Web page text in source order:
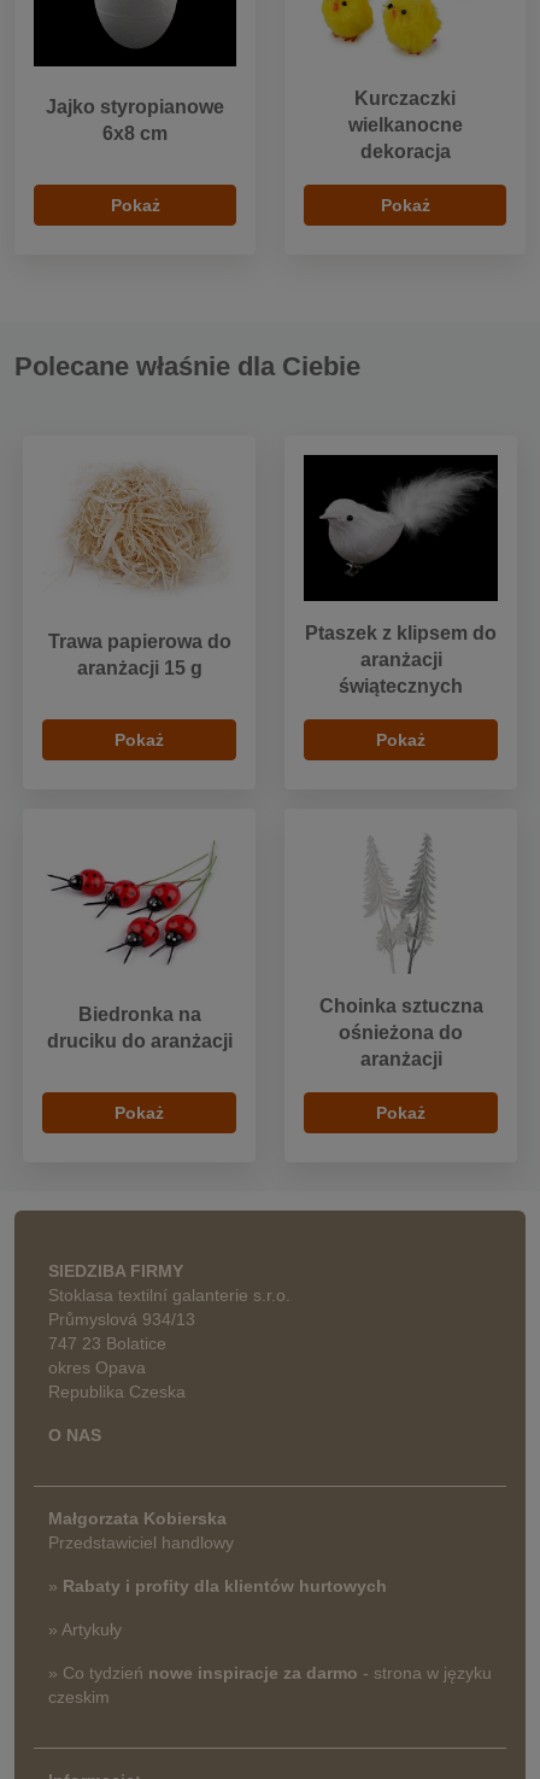
Jajko styropianowe
6x8 cm
Pokaż
Kurczaczki
wielkanocne
dekoracja
Pokaż
Polecane właśnie dla Ciebie
Trawa papierowa do
aranżacji 15 g
Pokaż
Ptaszek z klipsem do
aranżacji
świątecznych
Pokaż
Biedronka na
druciku do aranżacji
Pokaż
Choinka sztuczna
ośnieżona do
aranżacji
Pokaż
SIEDZIBA FIRMY
Stoklasa textilní galanterie s.r.o.
Průmyslová 934/13
747 23 Bolatice
okres Opava
Republika Czeska
O NAS
Małgorzata Kobierska
Przedstawiciel handlowy
» Rabaty i profity dla klientów hurtowych
» Artykuły
» Co tydzień nowe inspiracje za darmo - strona w języku
czeskim